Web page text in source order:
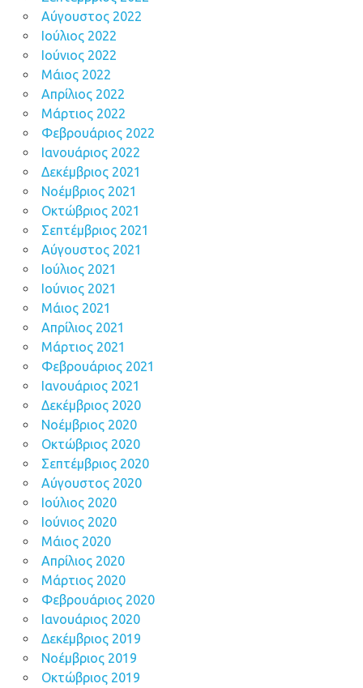
Αύγουστος 2022
Ιούλιος 2022
Ιούνιος 2022
Μάιος 2022
Απρίλιος 2022
Μάρτιος 2022
Φεβρουάριος 2022
Ιανουάριος 2022
Δεκέμβριος 2021
Νοέμβριος 2021
Οκτώβριος 2021
Σεπτέμβριος 2021
Αύγουστος 2021
Ιούλιος 2021
Ιούνιος 2021
Μάιος 2021
Απρίλιος 2021
Μάρτιος 2021
Φεβρουάριος 2021
Ιανουάριος 2021
Δεκέμβριος 2020
Νοέμβριος 2020
Οκτώβριος 2020
Σεπτέμβριος 2020
Αύγουστος 2020
Ιούλιος 2020
Ιούνιος 2020
Μάιος 2020
Απρίλιος 2020
Μάρτιος 2020
Φεβρουάριος 2020
Ιανουάριος 2020
Δεκέμβριος 2019
Νοέμβριος 2019
Οκτώβριος 2019